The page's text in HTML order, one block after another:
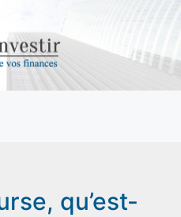
qu’est-